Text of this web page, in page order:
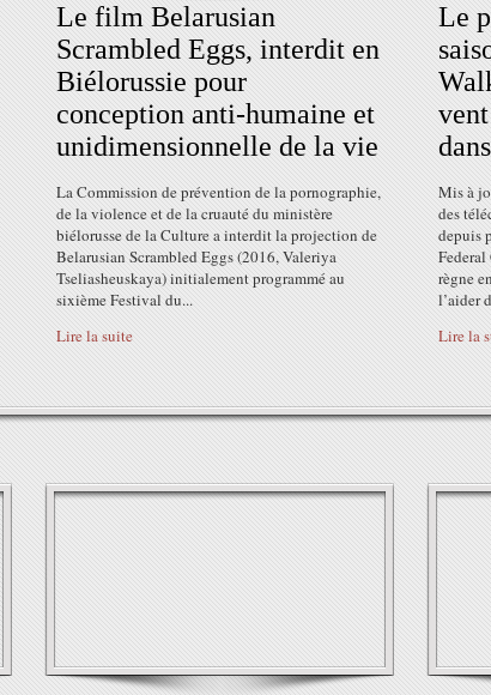
Le film Belarusian
Scrambled Eggs, interdit en
Biélorussie pour
conception anti-humaine et
unidimensionnelle de la vie
La Commission de prévention de la pornographie,
de la violence et de la cruauté du ministère
biélorusse de la Culture a interdit la projection de
Belarusian Scrambled Eggs (2016, Valeriya
Tseliasheuskaya) initialement programmé au
sixième Festival du...
Lire la suite
Le
Mis à
des
depuis
règne
l’aider
Lire la